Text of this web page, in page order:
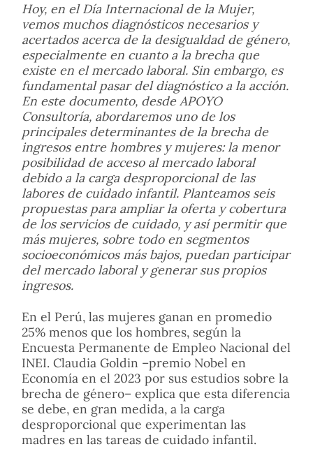
Hoy, en el Día Internacional de la Mujer,
vemos muchos diagnósticos necesarios y
acertados acerca de la desigualdad de género,
especialmente en cuanto a la brecha que
existe en el mercado laboral. Sin embargo, es
fundamental pasar del diagnóstico a la acción.
En este documento, desde APOYO
Consultoría, abordaremos uno de los
principales determinantes de la brecha de
ingresos entre hombres y mujeres: la menor
posibilidad de acceso al mercado laboral
debido a la carga desproporcional de las
labores de cuidado infantil. Planteamos seis
propuestas para ampliar la oferta y cobertura
de los servicios de cuidado, y así permitir que
más mujeres, sobre todo en segmentos
socioeconómicos más bajos, puedan participar
del mercado laboral y generar sus propios
ingresos.
En el Perú, las mujeres ganan en promedio
25% menos que los hombres, según la
Encuesta Permanente de Empleo Nacional del
INEI. Claudia Goldin –premio Nobel en
Economía en el 2023 por sus estudios sobre la
brecha de género– explica que esta diferencia
se debe, en gran medida, a la carga
desproporcional que experimentan las
madres en las tareas de cuidado infantil.